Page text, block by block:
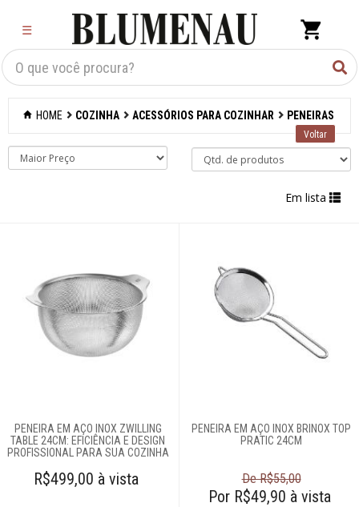
☰
Criar Lista×
Organização
Acessórios para
Abridores de latas
Acessórios
Afiadores de
facas manuais
Amassadores de
formas
Balanças
Batedores de
HOME COZINHA ACESSÓRIOS PARA COZINHAR PENEIRAS
Em lista
PENEIRA EM AÇO INOX ZWILLING
TABLE 24CM: EFICIÊNCIA E DESIGN
PROFISSIONAL PARA SUA COZINHA
R$499,00 à vista
PENEIRA EM AÇO INOX BRINOX TOP
PRATIC 24CM
De R$55,00
Por R$49,90 à vista